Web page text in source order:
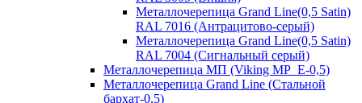
Металлочерепица Grand Line(0,5 Satin)
RAL 7016 (Антрацитово-серый)
Металлочерепица Grand Line(0,5 Satin)
RAL 7004 (Сигнальный серый)
Металлочерепица МП (Viking MP_E-0,5)
Металлочерепица Grand Line (Стальной
бархат-0,5)